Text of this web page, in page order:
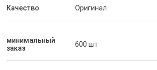
отношения.
Качество Оригинал
минимальный
заказ
600 шт